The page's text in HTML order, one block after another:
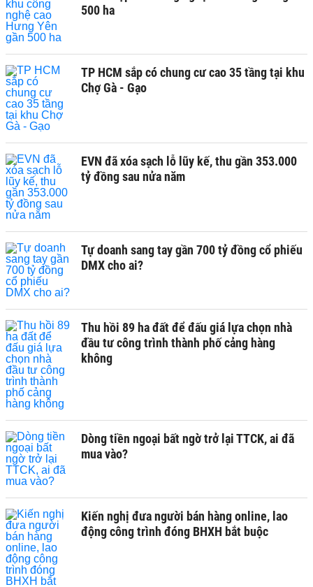
500 ha
TP HCM sắp có chung cư cao 35 tầng tại khu
Chợ Gà - Gạo
EVN đã xóa sạch lỗ lũy kế, thu gần 353.000
tỷ đồng sau nửa năm
Tự doanh sang tay gần 700 tỷ đồng cổ phiếu
DMX cho ai?
Thu hồi 89 ha đất để đấu giá lựa chọn nhà
đầu tư công trình thành phố cảng hàng
không
Dòng tiền ngoại bất ngờ trở lại TTCK, ai đã
mua vào?
Kiến nghị đưa người bán hàng online, lao
động công trình đóng BHXH bắt buộc